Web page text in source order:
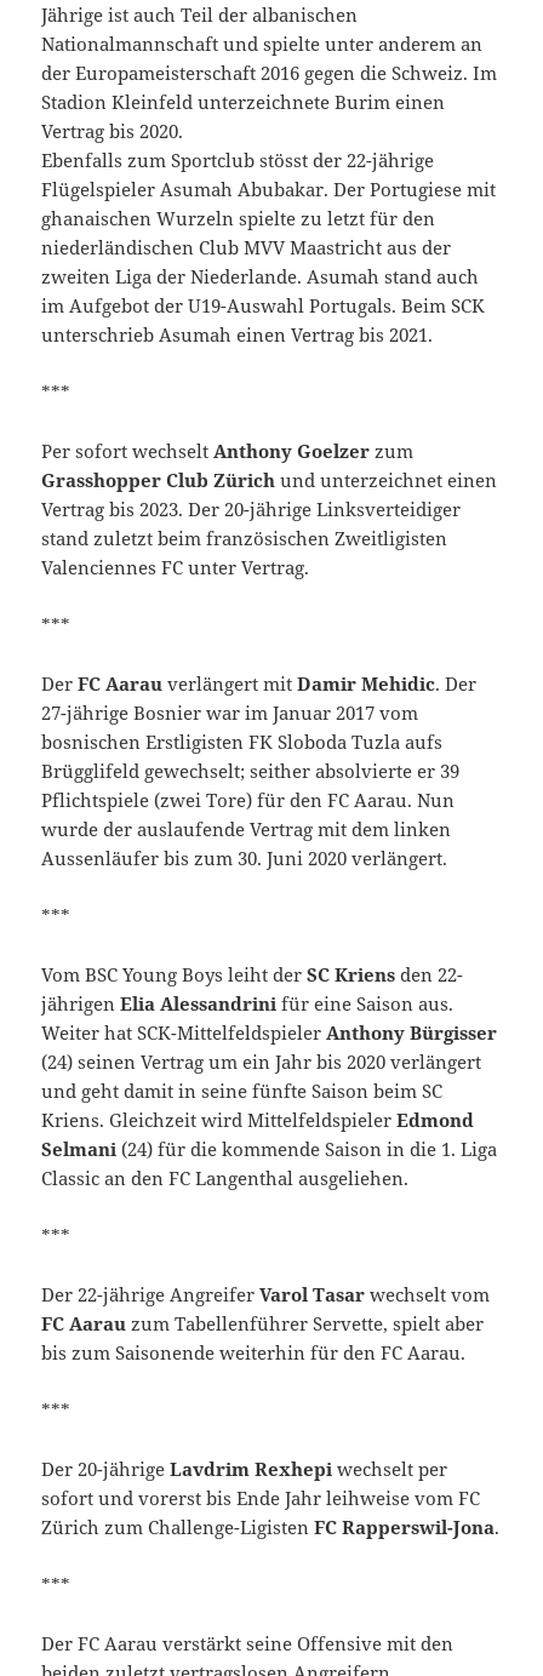
Jährige ist auch Teil der albanischen
Nationalmannschaft und spielte unter anderem an
der Europameisterschaft 2016 gegen die Schweiz. Im
Stadion Kleinfeld unterzeichnete Burim einen
Vertrag bis 2020.
Ebenfalls zum Sportclub stösst der 22-jährige
Flügelspieler Asumah Abubakar. Der Portugiese mit
ghanaischen Wurzeln spielte zu letzt für den
niederländischen Club MVV Maastricht aus der
zweiten Liga der Niederlande. Asumah stand auch
im Aufgebot der U19-Auswahl Portugals. Beim SCK
unterschrieb Asumah einen Vertrag bis 2021.
***
Per sofort wechselt Anthony Goelzer zum
Grasshopper Club Zürich und unterzeichnet einen
Vertrag bis 2023. Der 20-jährige Linksverteidiger
stand zuletzt beim französischen Zweitligisten
Valenciennes FC unter Vertrag.
***
DerFC Aarau verlängert mitDamir Mehidic. Der
27-jährige Bosnier war im Januar 2017 vom
bosnischen Erstligisten FK Sloboda Tuzla aufs
Brügglifeld gewechselt; seither absolvierte er 39
Pflichtspiele (zwei Tore) für den FC Aarau. Nun
wurde der auslaufende Vertrag mit dem linken
Aussenläufer bis zum 30. Juni 2020 verlängert.
***
Vom BSC Young Boys leiht derSC Kriens den 22-
jährigenElia Alessandrini für eine Saison aus.
Weiter hat SCK-Mittelfeldspieler Anthony Bürgisser
(24) seinen Vertrag um ein Jahr bis 2020 verlängert
und geht damit in seine fünfte Saison beim SC
Kriens. Gleichzeit wird MittelfeldspielerEdmond
Selmani (24) für die kommende Saison in die 1. Liga
Classic an den FC Langenthal ausgeliehen.
***
Der 22-jährige Angreifer Varol Tasarwechselt vom
FC Aarau zum Tabellenführer Servette, spielt aber
bis zum Saisonende weiterhin für den FC Aarau.
***
Der 20-jährigeLavdrim Rexhepi wechselt per
sofort und vorerst bis Ende Jahr leihweise vom FC
Zürich zum Challenge-LigistenFC Rapperswil-Jona.
***
Der FC Aarau verstärkt seine Offensive mit den